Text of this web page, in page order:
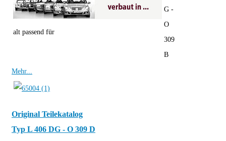
alt passend für
G -
O
309
B
Mehr...
Original Teilekatalog
Typ L 406 DG - O 309 D